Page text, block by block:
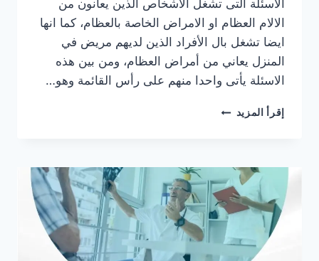
الاسئلة التى تشغل الاشخاص الذين يعانون من
الالام العظام او الامراض الخاصة بالعظام، كما انها
ايضا تشغل بال الأفراد الذين لديهم مريض في
المنزل يعاني من أمراض العظام، ومن بين هذه
الاسئلة يأتى واحدا منهم على رأس القائمة وهو…
إقرأ المزيد دكتور
في
فيصل